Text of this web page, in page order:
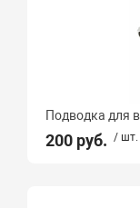
Подводка для
200 руб. / шт.